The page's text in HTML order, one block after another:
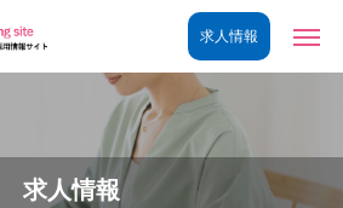
求人情報